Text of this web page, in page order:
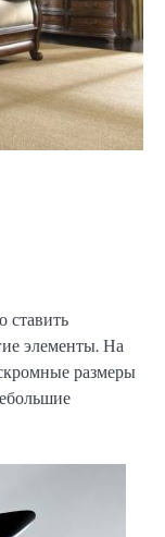
ставить
элементы. На
размеры